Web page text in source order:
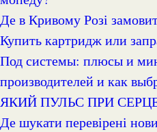
Де в Кривому Розі
Купить картридж или
Под системы: плюсы и минусы, обзор
производителей и как
ЯКИЙ ПУЛЬС ПРИ
Де шукати перевірені новини України: рейтинг